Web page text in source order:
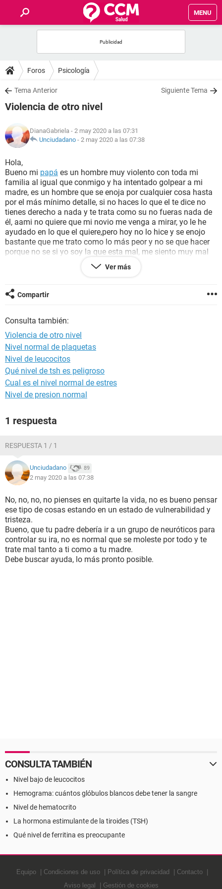
MENU
FOROS
SALUD
NUTRICIÓN
BIENESTAR
SEXUALIDAD
GLOSARIO
Foros Psicología
Tema Anterior Siguiente Tema
Violencia de otro nivel
DianaGabriela - 2 may 2020 a las 07:31
Unciudadano - 2 may 2020 a las 07:38
Hola,
Bueno mi papá es un hombre muy violento con toda mi
familia al igual que conmigo y ha intentado golpear a mi
madre, es un hombre que se enoja por cualquier cosa hasta
por el más mínimo detalle, si no haces lo que el te dice no
tienes derecho a nada y te trata como su no fueras nada de
él, aami no quiere que mi novio me venga a mirar, yo le he
ayudado en lo que el quiere,pero hoy no lo hice y se enojo
bastante que me trato como lo más peor y no se que hacer
porque no se si yo soy la que esta mal, me siento muy mal
porque no se que tiene de malo que estés afuera con tu
pareja aparte no hacemos nada malo, solo hablamos y ya y
que no lo quería cerca de aquí ni aquí porque era su casa y
el hacía lo que él quisiera, necesito ayuda por favor muchas
quiero seguir sufriendo
Ver más
Compartir
Consulta también:
Violencia de otro nivel
Nivel normal de plaquetas
Nivel de leucocitos
Qué nivel de tsh es peligroso
Cual es el nivel normal de estres
Nivel de presion normal
1 respuesta
RESPUESTA 1 / 1
Unciudadano 89
2 may 2020 a las 07:38
No, no, no, no pienses en quitarte la vida, no es bueno pensar
ese tipo de cosas estando en un estado de vulnerabilidad y
tristeza.
Bueno, que tu padre debería ir a un grupo de neuróticos para
controlar su ira, no es normal que se moleste por todo y te
trate mal tanto a ti como a tu madre.
Debe buscar ayuda, lo más pronto posible.
CONSULTA TAMBIÉN
Nivel bajo de leucocitos
Hemograma: cuántos glóbulos blancos debe tener la sangre
Nivel de hematocrito
La hormona estimulante de la tiroides (TSH)
Qué nivel de ferritina es preocupante
Equipo Condiciones de uso Política de privacidad
Contacto
Aviso legal
Gestión de cookies